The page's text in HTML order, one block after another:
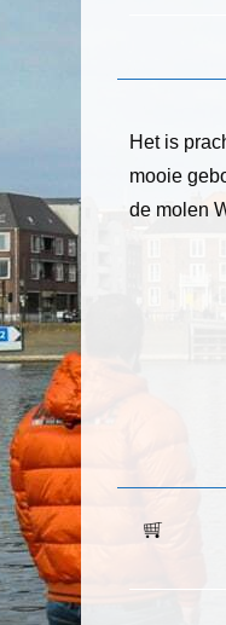
Het is
mooie
de molen